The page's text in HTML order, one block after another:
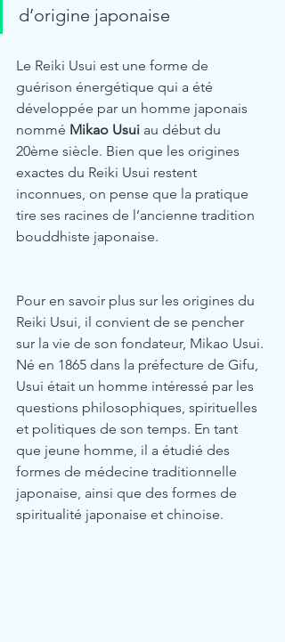
d’origine japonaise
Le Reiki Usui est une forme de
guérison énergétique qui a été
développée par un homme japonais
nommé Mikao Usui au début du
20ème siècle. Bien que les origines
exactes du Reiki Usui restent
inconnues, on pense que la pratique
tire ses racines de l’ancienne tradition
bouddhiste japonaise.
Pour en savoir plus sur les origines du
Reiki Usui, il convient de se pencher
sur la vie de son fondateur, Mikao Usui.
Né en 1865 dans la préfecture de Gifu,
Usui était un homme intéressé par les
questions philosophiques, spirituelles
et politiques de son temps. En tant
que jeune homme, il a étudié des
formes de médecine traditionnelle
japonaise, ainsi que des formes de
spiritualité japonaise et chinoise.